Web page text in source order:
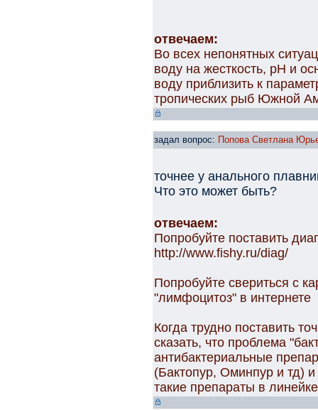
отвечаем:
Во всех непонятных
воду на жесткость, рН и
воду приблизить к
тропических рыб Южной
задал вопрос: Попова Светлана
точнее у анального
Что это может быть?
отвечаем:
Попробуйте поставить
http://www.fishy.ru/diag/
Попробуйте свериться с
"лимфоцитоз" в интернете
Когда трудно поставить
сказать, что проблема
антибактериальные
(Бактопур, Оминпур и тд) и
такие препараты в